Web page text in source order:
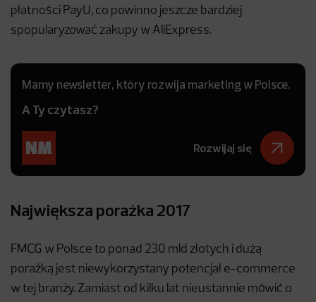
płatności PayU, co powinno jeszcze bardziej
spopularyzować zakupy w AliExpress.
Mamy newsletter, który rozwija marketing w Polsce.
A Ty czytasz?
Rozwijaj się
Największa porażka 2017
FMCG w Polsce to ponad 230 mld złotych i dużą
porażką jest niewykorzystany potencjał e-commerce
w tej branży. Zamiast od kilku lat nieustannie mówić o